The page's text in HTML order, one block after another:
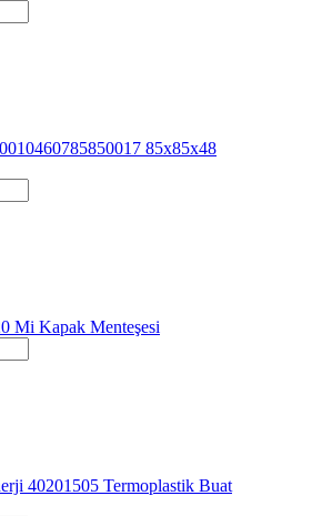
85x85x48
Mi Kapak Menteşesi
40201505 Termoplastik Buat